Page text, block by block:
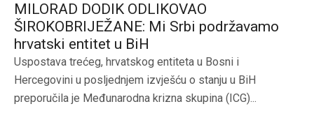
MILORAD DODIK ODLIKOVAO
ŠIROKOBRIJEŽANE: Mi Srbi podržavamo
hrvatski entitet u BiH
Uspostava trećeg, hrvatskog entiteta u Bosni i
Hercegovini u posljednjem izvješću o stanju u BiH
preporučila je Međunarodna krizna skupina (ICG)...